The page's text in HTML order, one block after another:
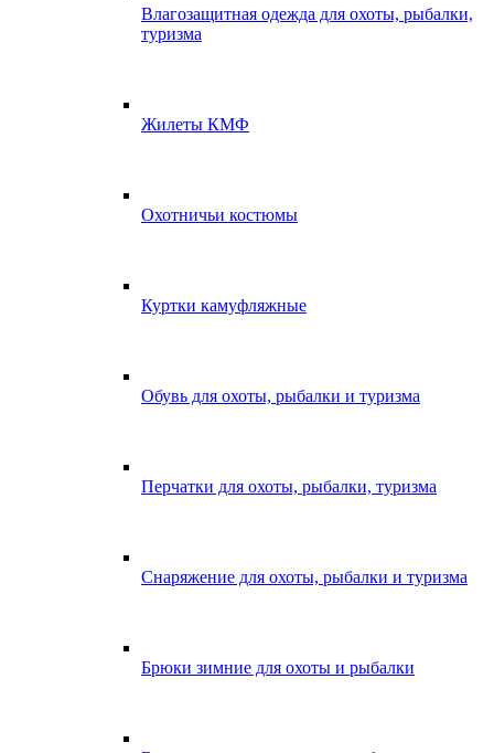
Влагозащитная одежда для охоты, рыбалки,
туризма
Жилеты КМФ
Охотничьи костюмы
Куртки камуфляжные
Обувь для охоты, рыбалки и туризма
Перчатки для охоты, рыбалки, туризма
Снаряжение для охоты, рыбалки и туризма
Брюки зимние для охоты и рыбалки